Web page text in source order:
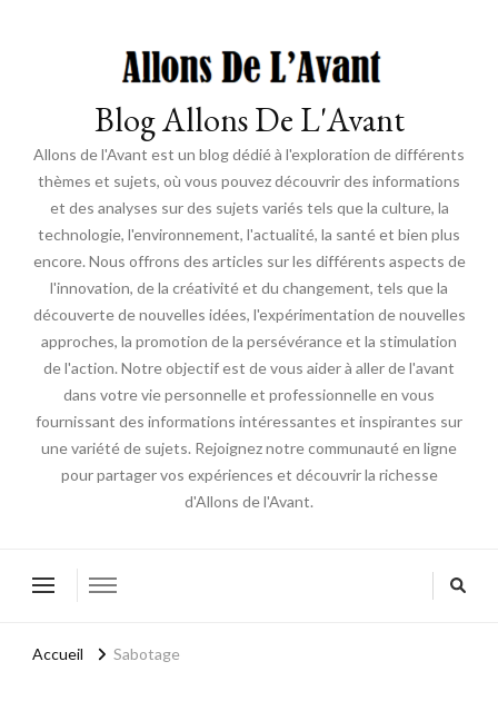
Blog Allons De L'Avant
Allons de l'Avant est un blog dédié à l'exploration de différents
thèmes et sujets, où vous pouvez découvrir des informations
et des analyses sur des sujets variés tels que la culture, la
technologie, l'environnement, l'actualité, la santé et bien plus
encore. Nous offrons des articles sur les différents aspects de
l'innovation, de la créativité et du changement, tels que la
découverte de nouvelles idées, l'expérimentation de nouvelles
approches, la promotion de la persévérance et la stimulation
de l'action. Notre objectif est de vous aider à aller de l'avant
dans votre vie personnelle et professionnelle en vous
fournissant des informations intéressantes et inspirantes sur
une variété de sujets. Rejoignez notre communauté en ligne
pour partager vos expériences et découvrir la richesse
d'Allons de l'Avant.
Accueil Sabotage